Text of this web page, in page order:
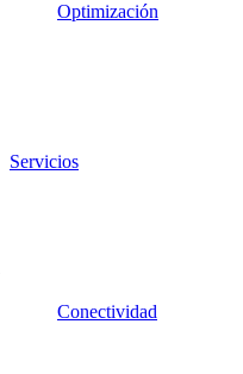
Optimización
Servicios
Conectividad